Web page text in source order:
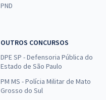
PND
OUTROS CONCURSOS
DPE SP - Defensoria Pública do
Estado de São Paulo
PM MS - Polícia Militar de Mato
Grosso do Sul